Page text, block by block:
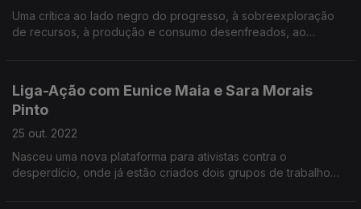
Uma crítica ao lado negro do progresso, à sobreexploração
de recursos, à produção e consumo desenfreados, ao
Liga-Ação com Eunice Maia e Sara Morais
Pinto
25 out. 2022
Nasceu uma nova plataforma para ativistas contra o
desperdício, onde já estão criados dois grupos de trabalho